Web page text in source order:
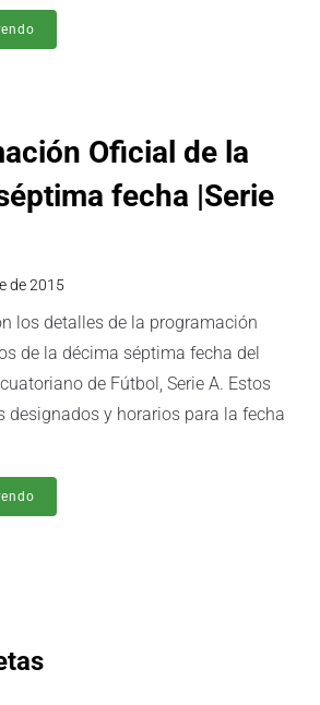
Oficial de la
fecha |Serie
de 2015
los detalles de la programación
de la décima séptima fecha del
de Fútbol, Serie A. Estos
designados y horarios para la fecha